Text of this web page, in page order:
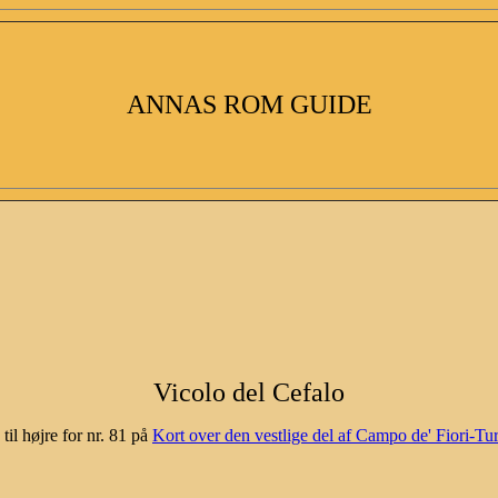
ANNAS ROM GUIDE
Vicolo del Cefalo
til højre for nr. 81 på Kort over den vestlige del af Campo de' Fiori-